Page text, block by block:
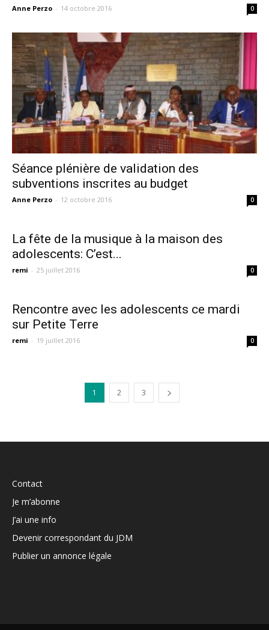
Anne Perzo - 14 octobre 2016 0
Séance plénière de validation des
subventions inscrites au budget
Anne Perzo - 12 octobre 2016 0
La fête de la musique à la maison des
adolescents: C’est...
remi - 25 juillet 2016 0
Rencontre avec les adolescents ce mardi
sur Petite Terre
remi - 19 juillet 2016 0
1 2 3
Contact
Je m’abonne
J’ai une info
Devenir correspondant du JDM
Publier un annonce légale